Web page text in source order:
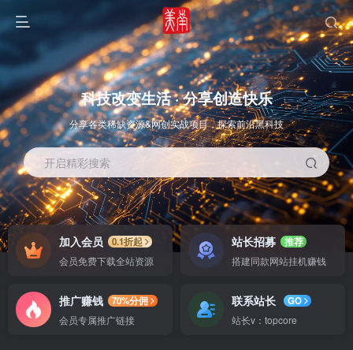
OS教程 SOFT教程
科技改变生活 · 分享创造快乐
分享各类稀缺资源&网创实战项目，探索前沿黑科技
开启精彩搜索
加入会员
0.1折起
会员免费下载全站资源
站长招募
推荐
搭建同款网站挂机赚钱
推广赚钱
70%分佣
会员专属推广链接
联系站长
GO
站长v：topcore